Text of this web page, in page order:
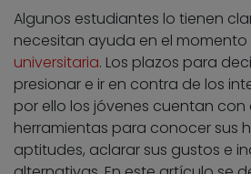
Algunos estudiantes lo tienen
necesitan ayuda en el momento
universitaria. Los plazos para
presionar e ir en contra de los
por ello los jóvenes cuentan con
herramientas para conocer sus
aptitudes, aclarar sus gustos e